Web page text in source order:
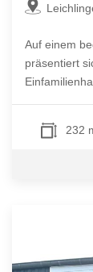
Auf einem
präsentiert
232